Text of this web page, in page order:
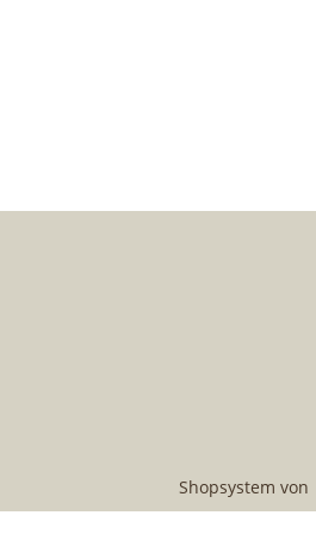
Shopsystem von